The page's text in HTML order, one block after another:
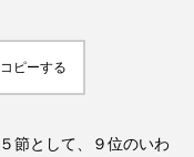
ピーする
節として、９位のいわ